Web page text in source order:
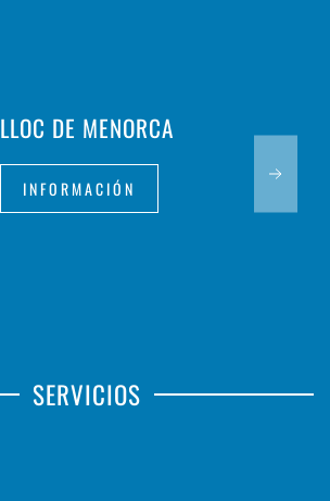
LLOC DE MENORCA
INFORMACIÓN
SERVICIOS